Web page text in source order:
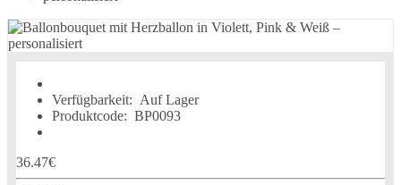
Verfügbarkeit: Auf Lager
Produktcode: BP0093
36.47€